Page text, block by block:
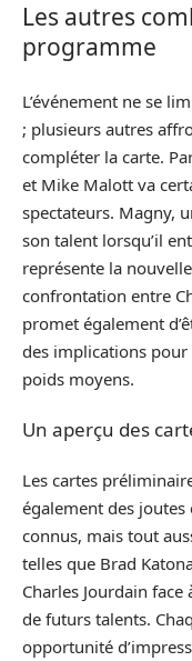
Les autres
programme
L’événement ne se
; plusieurs autres
compléter la carte.
et Mike Malott va
spectateurs. Magny,
son talent lorsqu’il
représente la
confrontation entre
promet également
des implications pour
poids moyens.
Un aperçu des
Les cartes
également des
connus, mais tout
telles que Brad
Charles Jourdain
de futurs talents.
opportunité